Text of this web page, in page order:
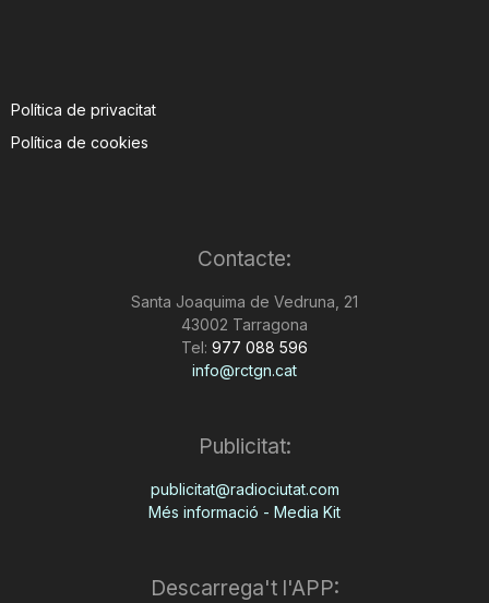
Política de privacitat
Política de cookies
Contacte:
Santa Joaquima de Vedruna, 21
43002 Tarragona
Tel: 977 088 596
info@rctgn.cat
Publicitat:
publicitat@radiociutat.com
Més informació - Media Kit
Descarrega't l'APP: